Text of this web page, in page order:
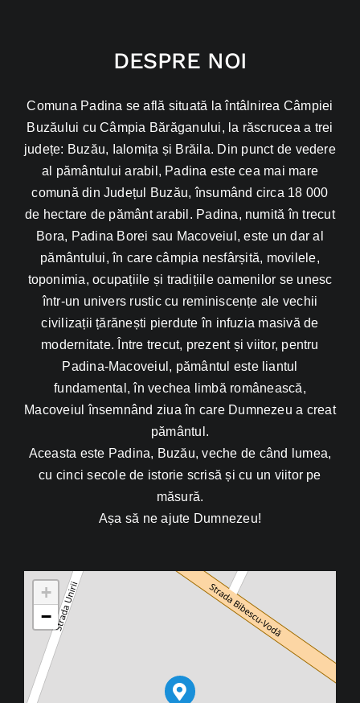
DESPRE NOI
Comuna Padina se află situată la întâlnirea Câmpiei
Buzăului cu Câmpia Bărăganului, la răscrucea a trei
județe: Buzău, Ialomița și Brăila. Din punct de vedere
al pământului arabil, Padina este cea mai mare
comună din Județul Buzău, însumând circa 18 000
de hectare de pământ arabil. Padina, numită în trecut
Bora, Padina Borei sau Macoveiul, este un dar al
pământului, în care câmpia nesfârșită, movilele,
toponimia, ocupațiile și tradițiile oamenilor se unesc
într-un univers rustic cu reminiscențe ale vechii
civilizații țărănești pierdute în infuzia masivă de
modernitate. Între trecut, prezent și viitor, pentru
Padina-Macoveiul, pământul este liantul
fundamental, în vechea limbă românească,
Macoveiul însemnând ziua în care Dumnezeu a creat
pământul.
Aceasta este Padina, Buzău, veche de când lumea,
cu cinci secole de istorie scrisă și cu un viitor pe
măsură.
Așa să ne ajute Dumnezeu!
+
−